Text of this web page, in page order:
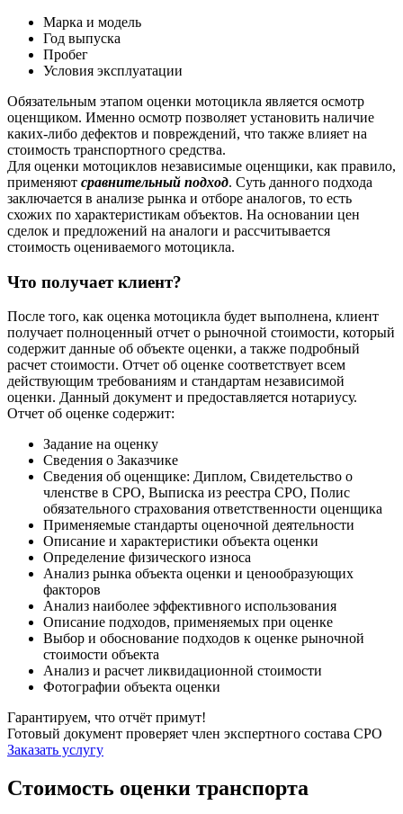
Марка и модель
Год выпуска
Пробег
Условия эксплуатации
Обязательным этапом оценки мотоцикла является осмотр
оценщиком. Именно осмотр позволяет установить наличие
каких-либо дефектов и повреждений, что также влияет на
стоимость транспортного средства.
Для оценки мотоциклов независимые оценщики, как правило,
применяют сравнительный подход. Суть данного подхода
заключается в анализе рынка и отборе аналогов, то есть
схожих по характеристикам объектов. На основании цен
сделок и предложений на аналоги и рассчитывается
стоимость оцениваемого мотоцикла.
Что получает клиент?
После того, как оценка мотоцикла будет выполнена, клиент
получает полноценный отчет о рыночной стоимости, который
содержит данные об объекте оценки, а также подробный
расчет стоимости. Отчет об оценке соответствует всем
действующим требованиям и стандартам независимой
оценки. Данный документ и предоставляется нотариусу.
Отчет об оценке содержит:
Задание на оценку
Сведения о Заказчике
Сведения об оценщике: Диплом, Свидетельство о
членстве в СРО, Выписка из реестра СРО, Полис
обязательного страхования ответственности оценщика
Применяемые стандарты оценочной деятельности
Описание и характеристики объекта оценки
Определение физического износа
Анализ рынка объекта оценки и ценообразующих
факторов
Анализ наиболее эффективного использования
Описание подходов, применяемых при оценке
Выбор и обоснование подходов к оценке рыночной
стоимости объекта
Анализ и расчет ликвидационной стоимости
Фотографии объекта оценки
Гарантируем, что отчёт примут!
Готовый документ проверяет член экспертного состава СРО
Заказать услугу
Стоимость оценки транспорта